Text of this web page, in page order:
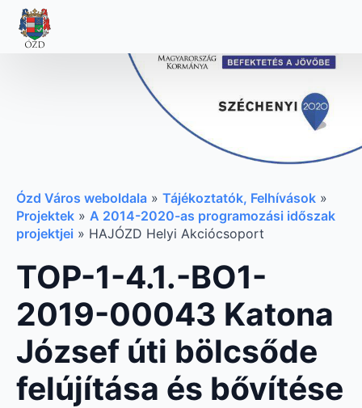
Ózd Város weboldala » Tájékoztatók, Felhívások »
Projektek » A 2014-2020-as programozási időszak
projektjei » HAJÓZD Helyi Akciócsoport
TOP-1-4.1.-BO1-
2019-00043 Katona
József úti bölcsőde
felújítása és bővítése